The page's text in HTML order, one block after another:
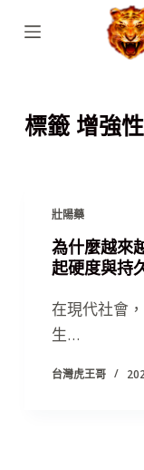
跳
內
標籤增強
壯陽藥
為什麼越來
起硬度與持
在現代社會
生…
台灣虎王哥